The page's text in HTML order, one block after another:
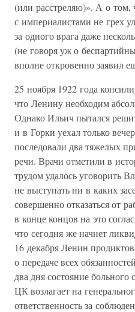
(или расстреляю)». А о том,
с империалистами не грех
за одного врага даже
(не говоря уж о
вполне откровенно заявил
25 ноября 1922 года
что Ленину необходим
Однако Ильич пытался
и в Горки уехал только
последовали два тяжелых
речи. Врачи отметили в
трудом удалось уговорить
не выступать ни в каких
совершенно отказаться от
в конце концов на это
что сегодня же начнет
16 декабря Ленин
о передаче всех
два дня состояние больного
ЦК возлагает на
ответственность за